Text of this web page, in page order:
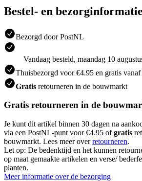
Bestel- en bezorginformatie
Bezorgd door PostNL
Vandaag besteld, maandag 10
Thuisbezorgd voor €4.95 en gratis
Gratis retourneren in de bouwmarkt
Gratis retourneren in de
Je kunt dit artikel binnen 30 dagen na
via een PostNL-punt voor €4.95 ofgratis
bouwmarkt. Lees meer overretourneren.
Let op: De bedenktijd en het kunnen
op maat gemaakte artikelen en verse/
planten.
Meer informatie over de bezorging